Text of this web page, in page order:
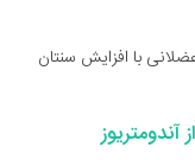
های عضلانی با افزایش سنتان